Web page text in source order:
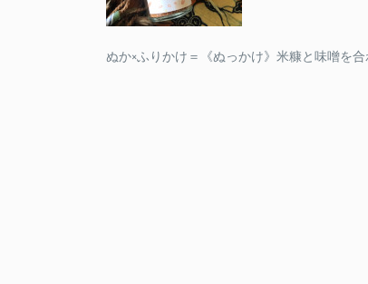
ぬか×ふりかけ＝《ぬっかけ》米糠と味噌を